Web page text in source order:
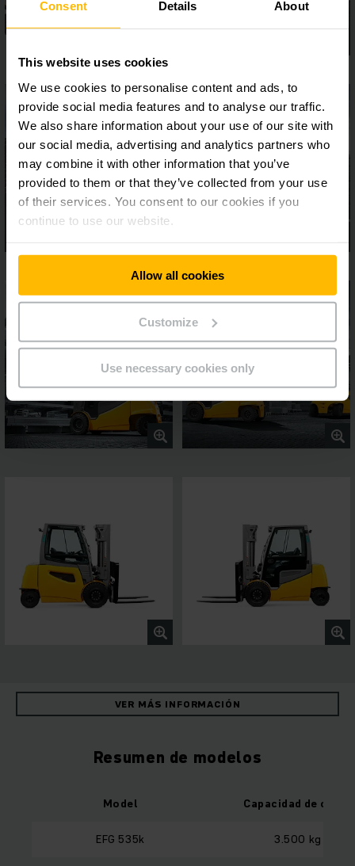
Consent Details About
This website uses cookies
We use cookies to personalise content and ads, to
provide social media features and to analyse our traffic.
We also share information about your use of our site with
our social media, advertising and analytics partners who
may combine it with other information that you’ve
provided to them or that they’ve collected from your use
of their services. You consent to our cookies if you
continue to use our website.
Allow all cookies
Customize
Use necessary cookies only
VER MÁS INFORMACIÓN
Resumen de modelos
Model Capacidad de carga
EFG 535k 3.500 kg